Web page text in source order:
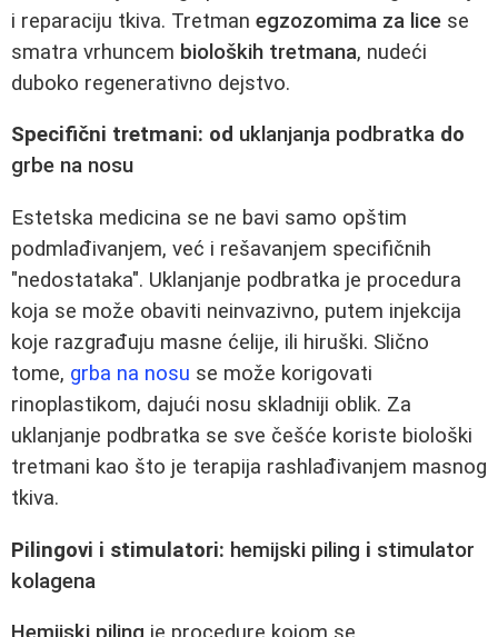
i reparaciju tkiva. Tretman egzozomima za lice se
smatra vrhuncem bioloških tretmana, nudeći
duboko regenerativno dejstvo.
Specifični tretmani: od uklanjanja podbratka do
grbe na nosu
Estetska medicina se ne bavi samo opštim
podmlađivanjem, već i rešavanjem specifičnih
"nedostataka". Uklanjanje podbratka je procedura
koja se može obaviti neinvazivno, putem injekcija
koje razgrađuju masne ćelije, ili hiruški. Slično
tome, grba na nosu se može korigovati
rinoplastikom, dajući nosu skladniji oblik. Za
uklanjanje podbratka se sve češće koriste biološki
tretmani kao što je terapija rashlađivanjem masnog
tkiva.
Pilingovi i stimulatori: hemijski piling i stimulator
kolagena